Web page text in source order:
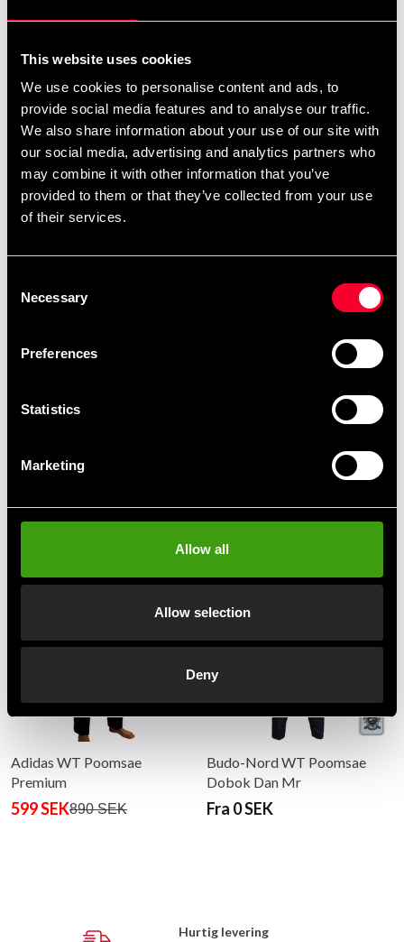
This website uses cookies
We use cookies to personalise content and ads, to
provide social media features and to analyse our traffic.
We also share information about your use of our site with
our social media, advertising and analytics partners who
may combine it with other information that you’ve
provided to them or that they’ve collected from your use
of their services.
Selection
Necessary
Preferences
Statistics
Marketing
Allow all
Allow selection
Deny
logoer og kalligrafierfinder du hersamt færdige
Produktinformation
WT poomsae‑dragt til piger under 15 år med
poom‑grader. Kombinerer lav vægt med holdbarhed til
Bælte medfølger ikke
Anbefalede produkter
Adidas WT Poomsae
Premium
599 SEK890 SEK
Budo-Nord WT Poomsae
Dobok Dan Mr
Fra 0 SEK
Hurtig levering